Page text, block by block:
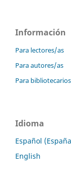
Información
Para lectores/as
Para autores/as
Para
Idioma
Español
English